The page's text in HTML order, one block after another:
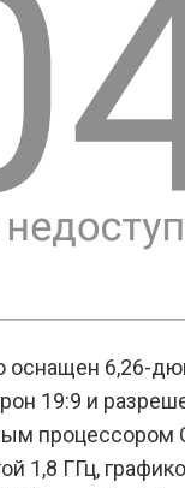
оснащен 6,26-
19:9 и
процессором
1,8 ГГц,